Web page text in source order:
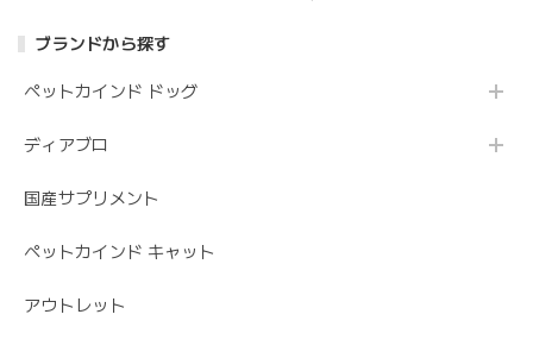
ブランドから探す
ペットカインド ドッグ
ディアブロ
国産サプリメント
ペットカインド キャット
アウトレット